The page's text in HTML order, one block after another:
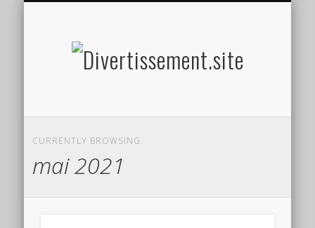
CURRENTLY BROWSING
mai 2021